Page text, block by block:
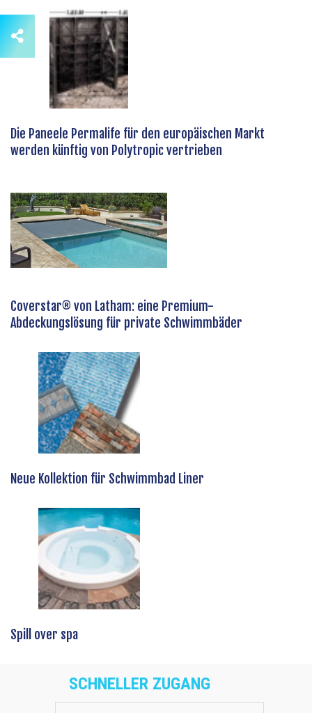
Die Paneele Permalife für den europäischen Markt
werden künftig von Polytropic vertrieben
Coverstar® von Latham: eine Premium-
Abdeckungslösung für private Schwimmbäder
Neue Kollektion für Schwimmbad Liner
Spill over spa
SCHNELLER ZUGANG